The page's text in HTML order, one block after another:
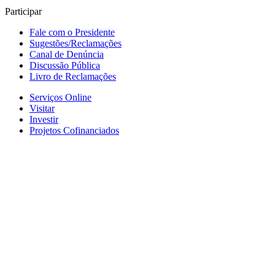
Participar
Fale com o Presidente
Sugestões/Reclamações
Canal de Denúncia
Discussão Pública
Livro de Reclamações
Serviços Online
Visitar
Investir
Projetos Cofinanciados